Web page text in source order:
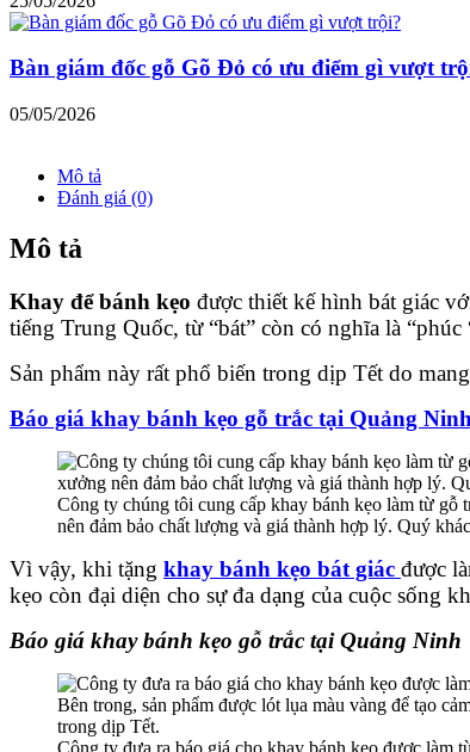
Bàn giám đốc gỗ Gõ Đỏ có ưu điểm gì vượt
05/05/2026
Mô tả
Đánh giá (0)
Mô tả
Khay để bánh kẹo được thiết kế hình bát giác
tiếng Trung Quốc, từ “bát” còn có nghĩa là
Sản phẩm này rất phổ biến trong dịp Tết do
Báo giá khay bánh kẹo gỗ trắc tại Quảng Ninh
Công ty chúng tôi cung cấp khay bánh kẹo làm từ
nên đảm bảo chất lượng và giá thành hợp lý. Quý
Vì vậy, khi tặng khay bánh kẹo bát giác được
kẹo còn đại diện cho sự đa dạng của cuộc sống
Báo giá khay bánh kẹo gỗ trắc tại Quảng Ninh
Công ty đưa ra báo giá cho khay bánh kẹo được làm